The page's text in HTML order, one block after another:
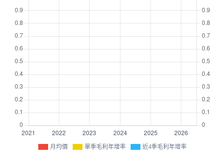
月均價 單季毛利年增率 近4季毛利年增率